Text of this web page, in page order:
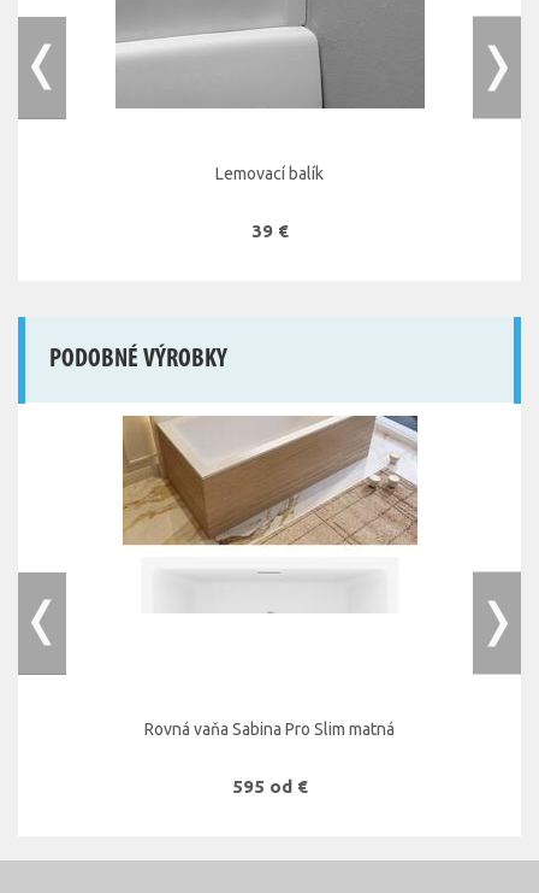
Lemovací balík
39 €
PODOBNÉ VÝROBKY
Rovná vaňa Sabina Pro Slim matná
595 od €